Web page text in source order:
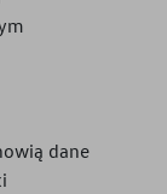
dane